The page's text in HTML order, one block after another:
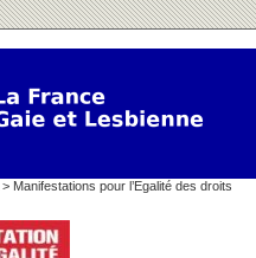
> Manifestations pour l’Egalité des droits